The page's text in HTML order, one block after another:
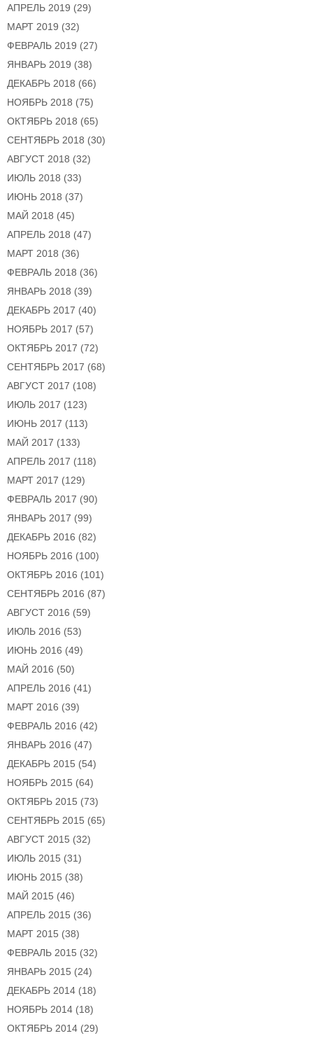
АПРЕЛЬ 2019 (29)
МАРТ 2019 (32)
ФЕВРАЛЬ 2019 (27)
ЯНВАРЬ 2019 (38)
ДЕКАБРЬ 2018 (66)
НОЯБРЬ 2018 (75)
ОКТЯБРЬ 2018 (65)
СЕНТЯБРЬ 2018 (30)
АВГУСТ 2018 (32)
ИЮЛЬ 2018 (33)
ИЮНЬ 2018 (37)
МАЙ 2018 (45)
АПРЕЛЬ 2018 (47)
МАРТ 2018 (36)
ФЕВРАЛЬ 2018 (36)
ЯНВАРЬ 2018 (39)
ДЕКАБРЬ 2017 (40)
НОЯБРЬ 2017 (57)
ОКТЯБРЬ 2017 (72)
СЕНТЯБРЬ 2017 (68)
АВГУСТ 2017 (108)
ИЮЛЬ 2017 (123)
ИЮНЬ 2017 (113)
МАЙ 2017 (133)
АПРЕЛЬ 2017 (118)
МАРТ 2017 (129)
ФЕВРАЛЬ 2017 (90)
ЯНВАРЬ 2017 (99)
ДЕКАБРЬ 2016 (82)
НОЯБРЬ 2016 (100)
ОКТЯБРЬ 2016 (101)
СЕНТЯБРЬ 2016 (87)
АВГУСТ 2016 (59)
ИЮЛЬ 2016 (53)
ИЮНЬ 2016 (49)
МАЙ 2016 (50)
АПРЕЛЬ 2016 (41)
МАРТ 2016 (39)
ФЕВРАЛЬ 2016 (42)
ЯНВАРЬ 2016 (47)
ДЕКАБРЬ 2015 (54)
НОЯБРЬ 2015 (64)
ОКТЯБРЬ 2015 (73)
СЕНТЯБРЬ 2015 (65)
АВГУСТ 2015 (32)
ИЮЛЬ 2015 (31)
ИЮНЬ 2015 (38)
МАЙ 2015 (46)
АПРЕЛЬ 2015 (36)
МАРТ 2015 (38)
ФЕВРАЛЬ 2015 (32)
ЯНВАРЬ 2015 (24)
ДЕКАБРЬ 2014 (18)
НОЯБРЬ 2014 (18)
ОКТЯБРЬ 2014 (29)